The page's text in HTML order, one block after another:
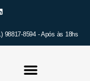
98817-8594 - Após às 18hs